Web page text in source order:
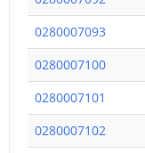
0280007093
0280007100
0280007101
0280007102